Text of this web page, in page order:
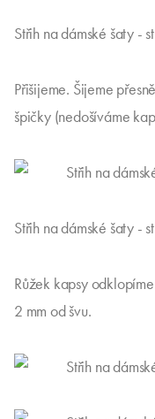
Střih na dámské šaty -
Přišijeme. Šijeme
špičky (nedošíváme
Střih na dámské šaty -
Růžek kapsy
2 mm od švu.